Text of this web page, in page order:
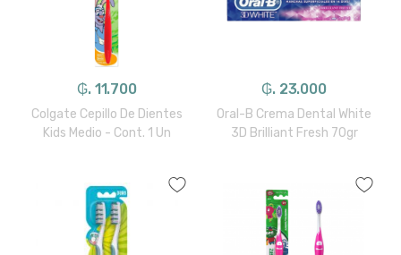
₲. 11.700
Colgate Cepillo De Dientes
Kids Medio - Cont. 1 Un
₲. 23.000
Oral-B Crema Dental White
3D Brilliant Fresh 70gr